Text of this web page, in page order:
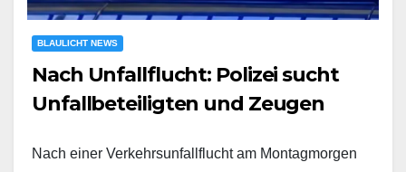
BLAULICHT NEWS
Nach Unfallflucht: Polizei sucht
Unfallbeteiligten und Zeugen
Nach einer Verkehrsunfallflucht am Montagmorgen